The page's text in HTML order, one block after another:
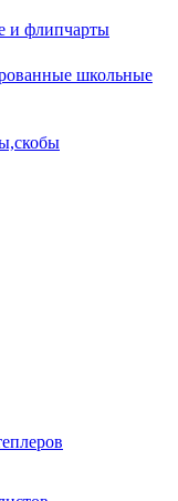
и флипчарты
школьные